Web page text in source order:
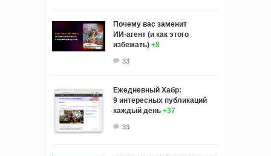
Почему вас заменит
ИИ‑агент (и как этого
избежать) +8
33
Ежедневный Хабр:
9 интересных публикаций
каждый день +37
33